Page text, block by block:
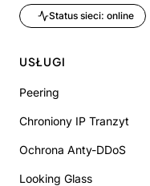
Status sieci: online
USŁUGI
Peering
Chroniony IP Tranzyt
Ochrona Anty-DDoS
Looking Glass